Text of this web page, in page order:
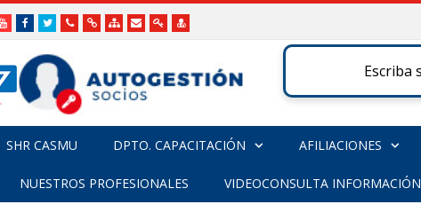
YoutubeFacebook
TwitterTeléfonos
EnlacesMapaFormularios
Acceso
Administradores
Acceso
funcionarios/Médicos
SHR CASMU DPTO. CAPACITACIÓN AFILIACIONES
NUESTROS PROFESIONALES VIDEOCONSULTA INFORMACIÓN